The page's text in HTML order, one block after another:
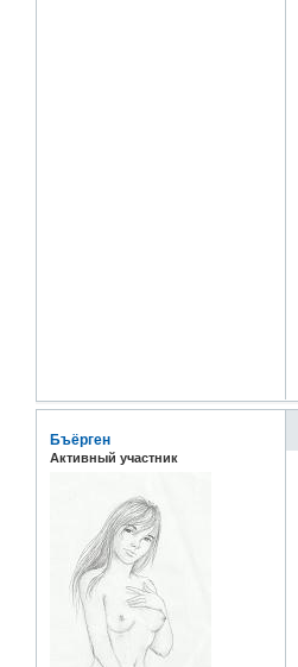
Бъёрген
Активный участник